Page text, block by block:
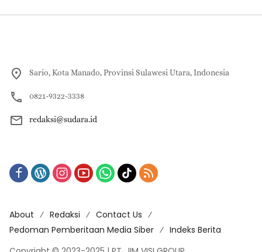
Sario, Kota Manado, Provinsi Sulawesi Utara, Indonesia
0821-9322-3338
redaksi@sudara.id
About Redaksi
Contact Us
Pedoman Pemberitaan Media Siber
Indeks Berita